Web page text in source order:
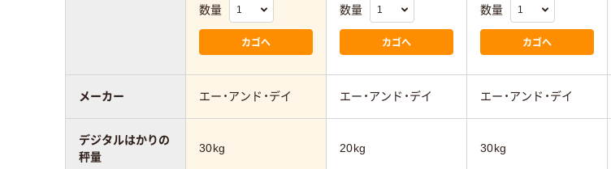
数量
カゴへ
数量
カゴへ
数量
カゴへ
エー・アンド・デイ エー・アンド・デイ エー・アンド・デイ
30kg 20kg 30kg
メーカー
デジタルはかりの
秤量